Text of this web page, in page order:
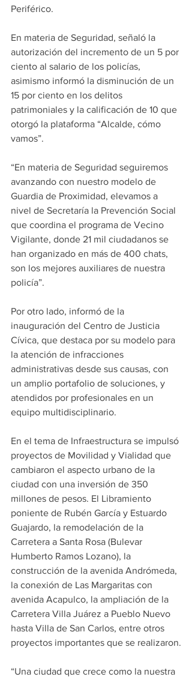
Periférico.
En materia de Seguridad, señaló la
autorización del incremento de un 5 por
ciento al salario de los policías,
asimismo informó la disminución de un
15 por ciento en los delitos
patrimoniales y la calificación de 10 que
otorgó la plataforma “Alcalde, cómo
vamos”.
“En materia de Seguridad seguiremos
avanzando con nuestro modelo de
Guardia de Proximidad, elevamos a
nivel de Secretaría la Prevención Social
que coordina el programa de Vecino
Vigilante, donde 21 mil ciudadanos se
han organizado en más de 400 chats,
son los mejores auxiliares de nuestra
policía”.
Por otro lado, informó de la
inauguración del Centro de Justicia
Cívica, que destaca por su modelo para
la atención de infracciones
administrativas desde sus causas, con
un amplio portafolio de soluciones, y
atendidos por profesionales en un
equipo multidisciplinario.
En el tema de Infraestructura se impulsó
proyectos de Movilidad y Vialidad que
cambiaron el aspecto urbano de la
ciudad con una inversión de 350
millones de pesos. El Libramiento
poniente de Rubén García y Estuardo
Guajardo, la remodelación de la
Carretera a Santa Rosa (Bulevar
Humberto Ramos Lozano), la
construcción de la avenida Andrómeda,
la conexión de Las Margaritas con
avenida Acapulco, la ampliación de la
Carretera Villa Juárez a Pueblo Nuevo
hasta Villa de San Carlos, entre otros
proyectos importantes que se realizaron.
“Una ciudad que crece como la nuestra